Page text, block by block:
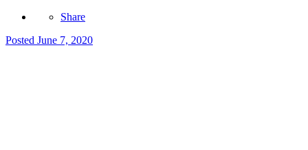
Share
Posted June 7, 2020